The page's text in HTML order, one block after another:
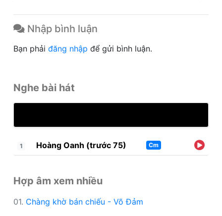
Nhập bình luận
Bạn phải đăng nhập để gửi bình luận.
Nghe bài hát
1 Hoàng Oanh (trước 75) Cm
Hợp âm xem nhiều
01. Chàng khờ bán chiếu - Võ Đảm